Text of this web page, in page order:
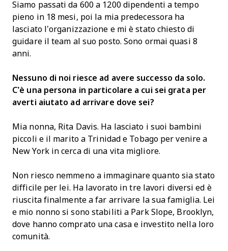
Siamo passati da 600 a 1200 dipendenti a tempo
pieno in 18 mesi, poi la mia predecessora ha
lasciato l’organizzazione e mi è stato chiesto di
guidare il team al suo posto. Sono ormai quasi 8
anni.
Nessuno di noi riesce ad avere successo da solo.
C’è una persona in particolare a cui sei grata per
averti aiutato ad arrivare dove sei?
Mia nonna, Rita Davis. Ha lasciato i suoi bambini
piccoli e il marito a Trinidad e Tobago per venire a
New York in cerca di una vita migliore.
Non riesco nemmeno a immaginare quanto sia stato
difficile per lei. Ha lavorato in tre lavori diversi ed è
riuscita finalmente a far arrivare la sua famiglia. Lei
e mio nonno si sono stabiliti a Park Slope, Brooklyn,
dove hanno comprato una casa e investito nella loro
comunità.